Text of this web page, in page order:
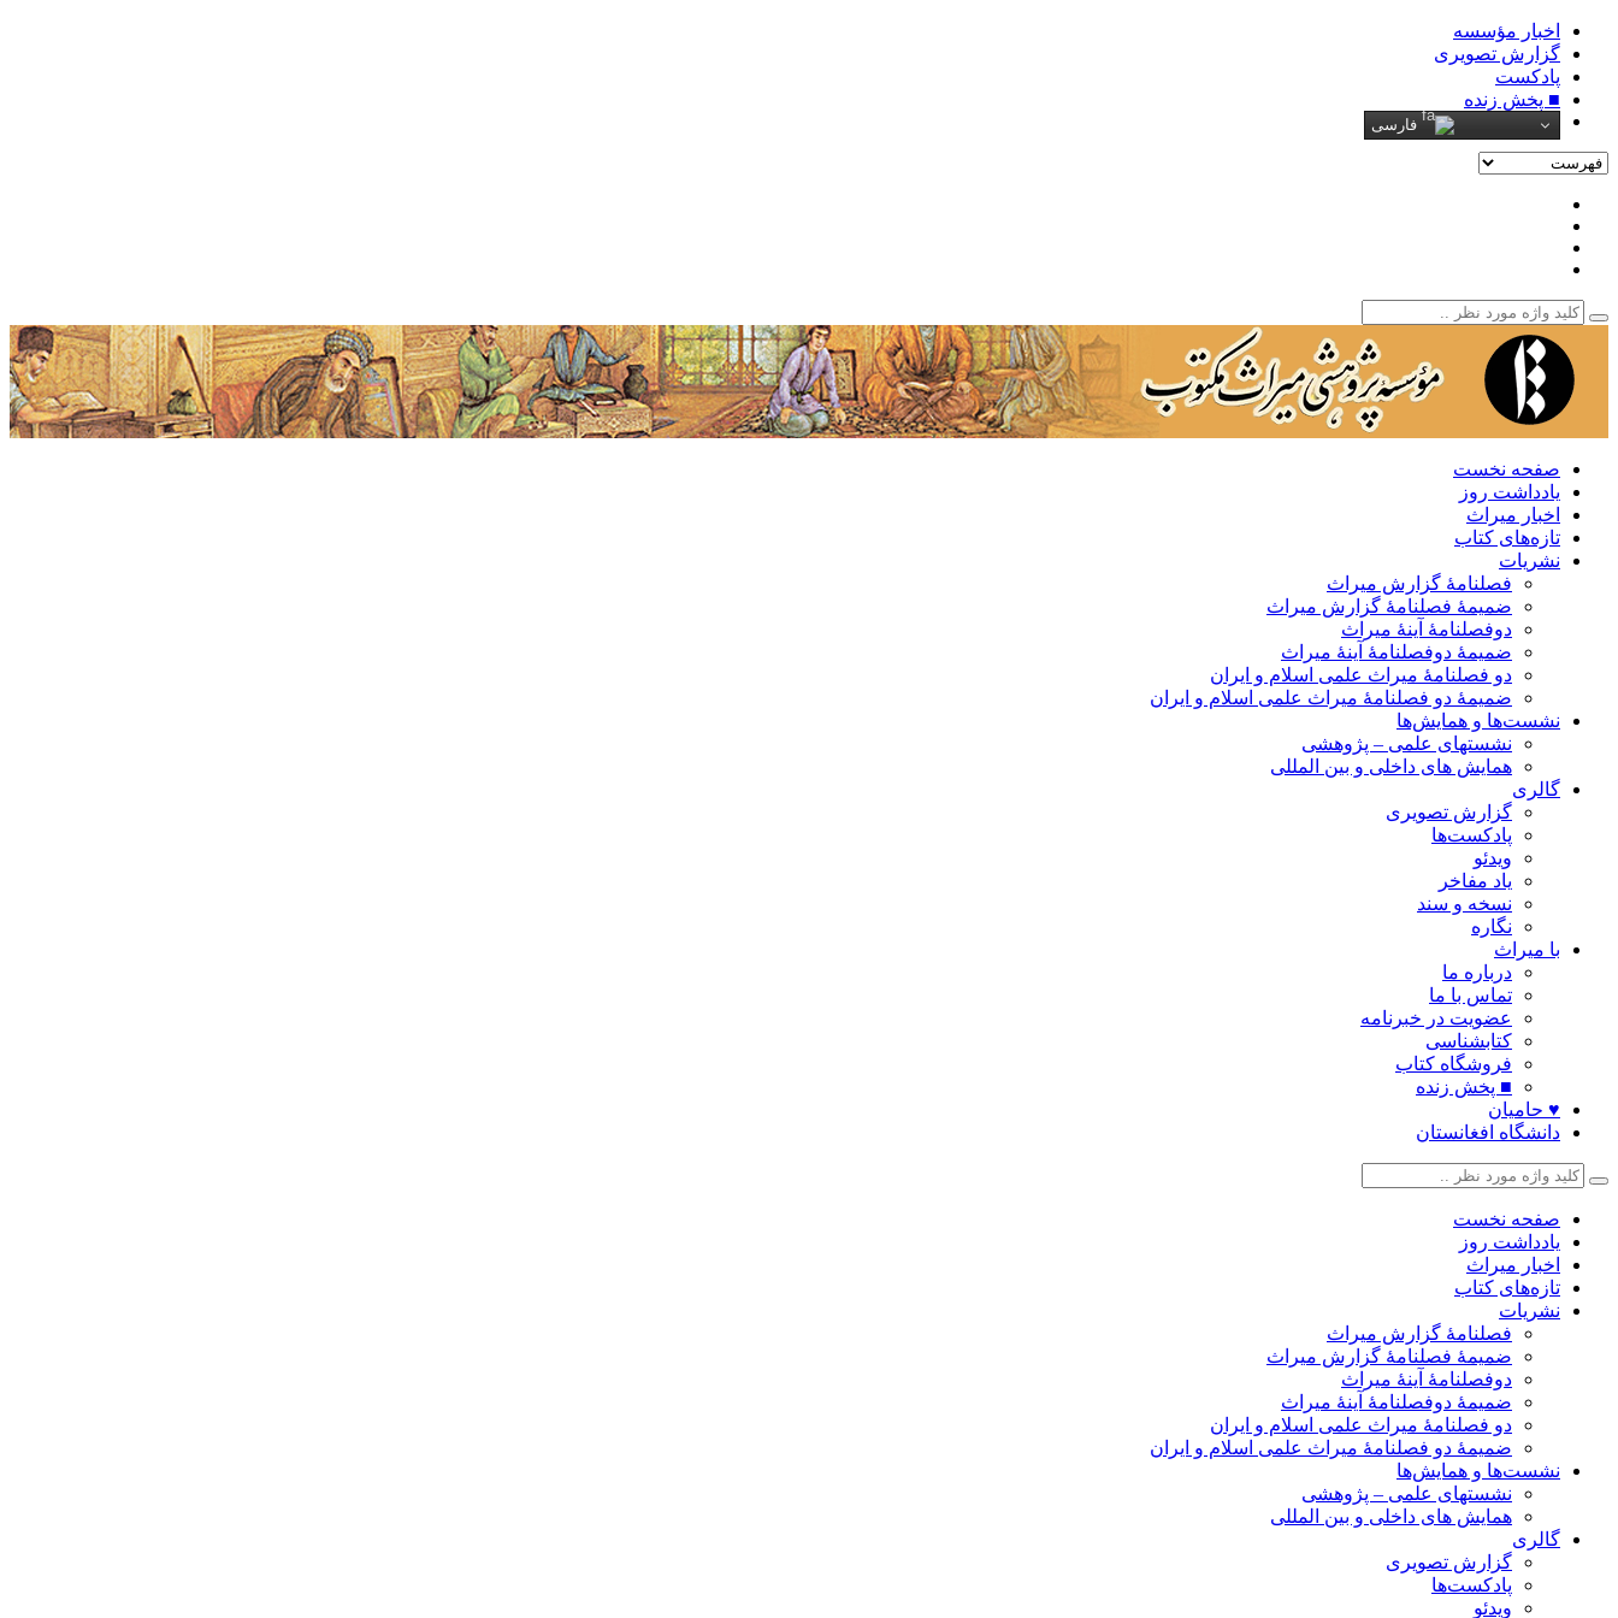
اخبار مؤسسه
گزارش تصویری
پادکست‌
■ پخش زنده
فارسی
صفحه نخست
یادداشت روز
اخبار میراث
تازه‌های کتاب
نشریات
فصلنامۀ گزارش میراث
ضمیمۀ فصلنامۀ گزارش میراث
دوفصلنامۀ آینۀ میراث
ضمیمۀ دوفصلنامۀ آینۀ میراث
دو فصلنامۀ میراث علمی اسلام و ایران
ضمیمۀ دو فصلنامۀ میراث علمی اسلام و ایران
نشست‌ها و همایش‌ها
نشستهای علمی – پژوهشی
همایش های داخلی و بین المللی
گالری
گزارش تصویری
پادکست‌ها
ویدئو
یاد مفاخر
نسخه و سند
نگاره
با میراث
درباره ما
تماس با ما
عضویت در خبرنامه
کتابشناسی
فروشگاه کتاب
■ پخش زنده
♥ حامیان
دانشگاه افغانستان
صفحه نخست
یادداشت روز
اخبار میراث
تازه‌های کتاب
نشریات
فصلنامۀ گزارش میراث
ضمیمۀ فصلنامۀ گزارش میراث
دوفصلنامۀ آینۀ میراث
ضمیمۀ دوفصلنامۀ آینۀ میراث
دو فصلنامۀ میراث علمی اسلام و ایران
ضمیمۀ دو فصلنامۀ میراث علمی اسلام و ایران
نشست‌ها و همایش‌ها
نشستهای علمی – پژوهشی
همایش های داخلی و بین المللی
گالری
گزارش تصویری
پادکست‌ها
ویدئو